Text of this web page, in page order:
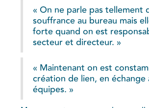
« On ne parle pas tellement
souffrance au bureau mais
forte quand on est
secteur et directeur. »
« Maintenant on est
création de lien, en échange
équipes. »